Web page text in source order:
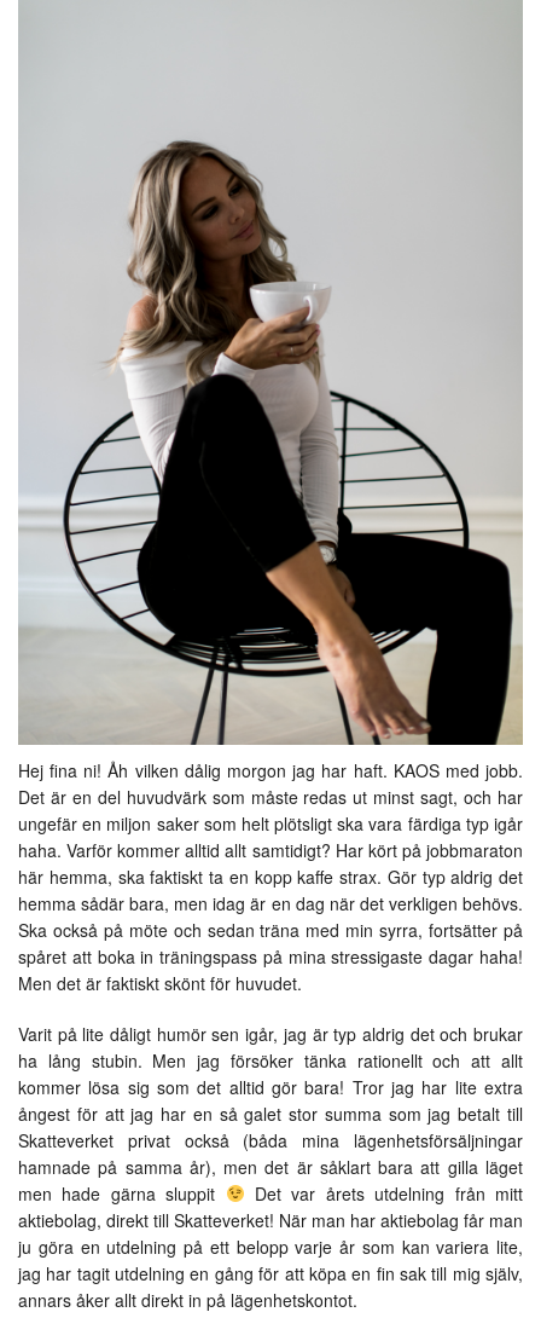
Hej fina ni! Åh vilken dålig morgon jag har haft. KAOS med jobb.
Det är en del huvudvärk som måste redas ut minst sagt, och har
ungefär en miljon saker som helt plötsligt ska vara färdiga typ igår
haha. Varför kommer alltid allt samtidigt? Har kört på jobbmaraton
här hemma, ska faktiskt ta en kopp kaffe strax. Gör typ aldrig det
hemma sådär bara, men idag är en dag när det verkligen behövs.
Ska också på möte och sedan träna med min syrra, fortsätter på
spåret att boka in träningspass på mina stressigaste dagar haha!
Men det är faktiskt skönt för huvudet.
Varit på lite dåligt humör sen igår, jag är typ aldrig det och brukar
ha lång stubin. Men jag försöker tänka rationellt och att allt
kommer lösa sig som det alltid gör bara! Tror jag har lite extra
ångest för att jag har en så galet stor summa som jag betalt till
Skatteverket privat också (båda mina lägenhetsförsäljningar
hamnade på samma år), men det är såklart bara att gilla läget
men hade gärna sluppit
Det var årets utdelning från mitt
aktiebolag, direkt till Skatteverket! När man har aktiebolag får man
ju göra en utdelning på ett belopp varje år som kan variera lite,
jag har tagit utdelning en gång för att köpa en fin sak till mig själv,
annars åker allt direkt in på lägenhetskontot.